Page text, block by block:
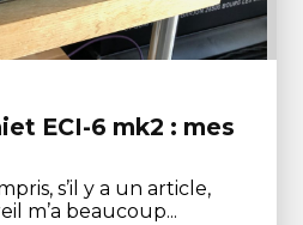
ECI-6 mk2 : mes
s’il y a un article,
m’a beaucoup...